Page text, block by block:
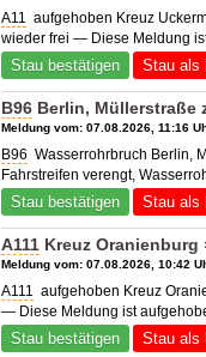
A11 aufgehoben Kreuz
wieder frei — Diese Meldung
Stau bestätigen Stau als
B96 Berlin, Müllerstraße
Meldung vom: 07.08.2026, 11:16
B96 Wasserrohrbruch Berlin,
Fahrstreifen verengt,
Stau bestätigen Stau als
A111 Kreuz Oranienburg
Meldung vom: 07.08.2026, 10:42
A111 aufgehoben Kreuz
— Diese Meldung ist
Stau bestätigen Stau als